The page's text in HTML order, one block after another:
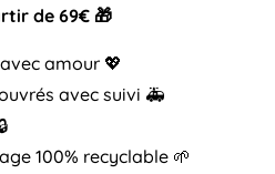
de 69€ 🎁
amour 💖
avec suivi 🚑
100% recyclable 🌱